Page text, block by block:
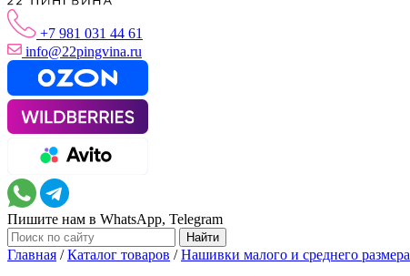
+7 981 031 44 61
info@22pingvina.ru
Пишите нам в WhatsApp, Telegram
Главная /Каталог товаров /Нашивки малого и среднего размера